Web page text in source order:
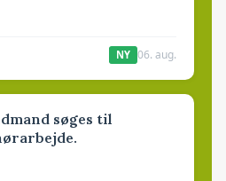
NY 06. aug.
søges til